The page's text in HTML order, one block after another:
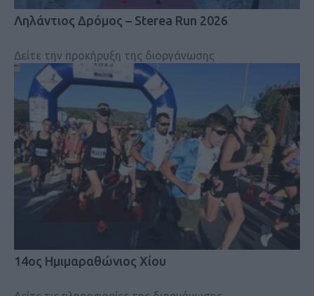
Ληλάντιος Δρόμος – Sterea Run 2026
Δείτε την προκήρυξη της διοργάνωσης
14ος Ημιμαραθώνιος Χίου